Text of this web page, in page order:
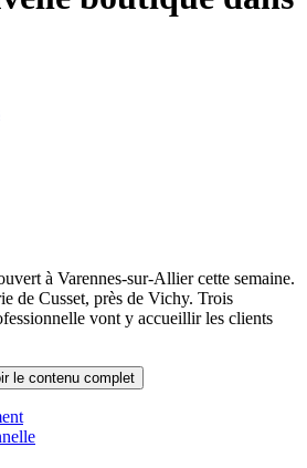
à Varennes-sur-Allier cette semaine.
de Cusset, près de Vichy. Trois
vont y accueillir les clients
le contenu complet